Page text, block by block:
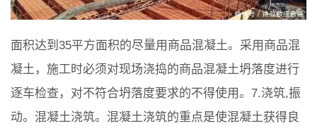
面积达到35平方面积的尽量用商品混凝土。采用商品混
凝土，施工时必须对现场浇捣的商品混凝土坍落度进行
逐车检查，对不符合坍落度要求的不得使用。7.浇筑,振
动。混凝土浇筑。混凝土浇筑的重点是使混凝土获得良